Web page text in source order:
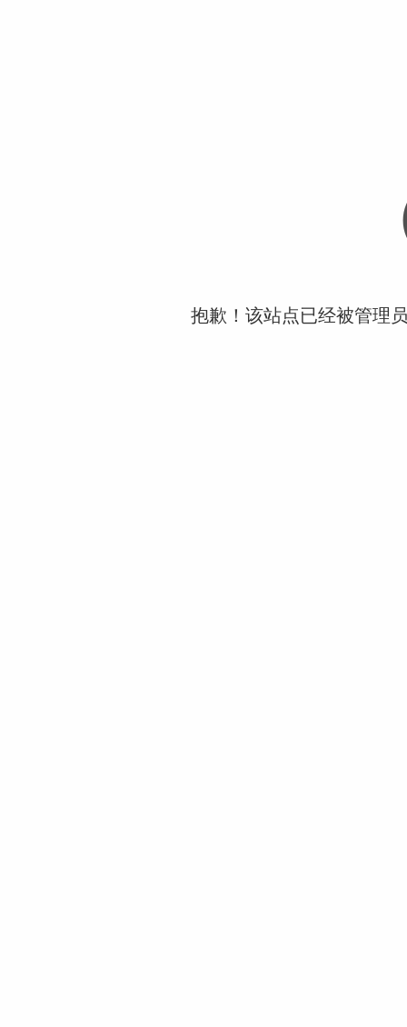
抱歉！该站点已经被管理